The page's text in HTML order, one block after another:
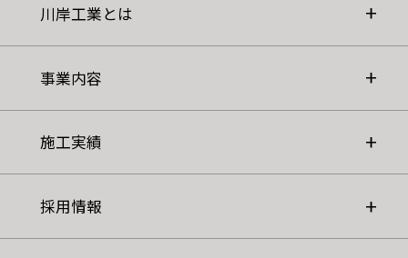
川岸工業とは
事業内容
施工実績
採用情報